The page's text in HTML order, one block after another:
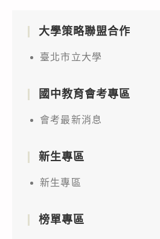
大學策略聯盟合作
臺北市立大學
國中教育會考專區
會考最新消息
新生專區
新生專區
榜單專區